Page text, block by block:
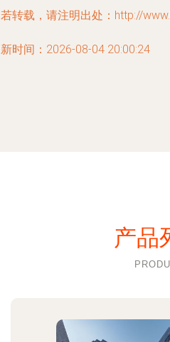
转载，请注明出处：http://
时间：2026-08-04 20:00:24
产品